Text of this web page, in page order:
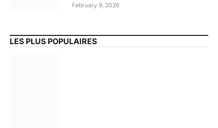
February 9, 2026
LES PLUS POPULAIRES